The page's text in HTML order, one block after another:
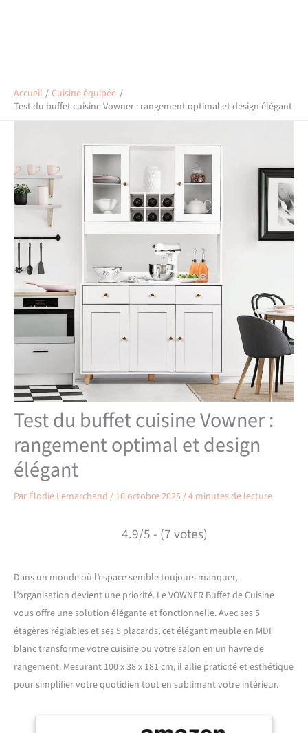
Accueil
Cuisine équipée
Test du buffet cuisine Vowner : rangement optimal et design élégant
Test du buffet cuisine Vowner :
rangement optimal et design
élégant
Par Élodie Lemarchand / 10 octobre 2025/4 minutes de lecture
4.9/5 - (7 votes)
Dans un monde où l’espace semble toujours manquer,
l’organisation devient une priorité. Le VOWNER Buffet de Cuisine
vous offre une solution élégante et fonctionnelle. Avec ses 5
étagères réglables et ses 5 placards, cet élégant meuble en MDF
blanc transforme votre cuisine ou votre salon en un havre de
rangement. Mesurant 100 x 38 x 181 cm, il allie praticité et esthétique
pour simplifier votre quotidien tout en sublimant votre intérieur.